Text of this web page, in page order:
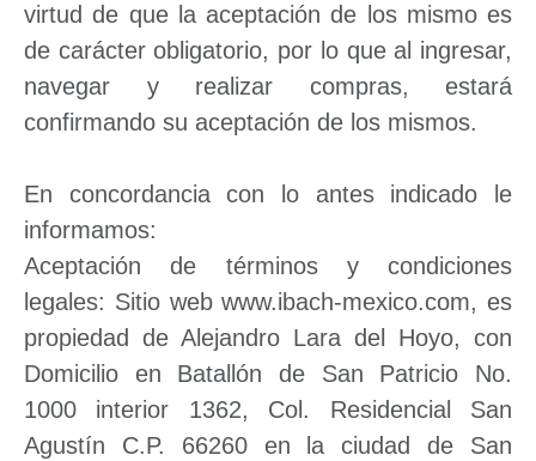
virtud de que la aceptación de los mismo es
de carácter obligatorio, por lo que al ingresar,
navegar y realizar compras, estará
confirmando su aceptación de los mismos.
En concordancia con lo antes indicado le
informamos:
Aceptación de términos y condiciones
legales: Sitio web www.ibach-mexico.com, es
propiedad de Alejandro Lara del Hoyo, con
Domicilio en Batallón de San Patricio No.
1000 interior 1362, Col. Residencial San
Agustín C.P. 66260 en la ciudad de San